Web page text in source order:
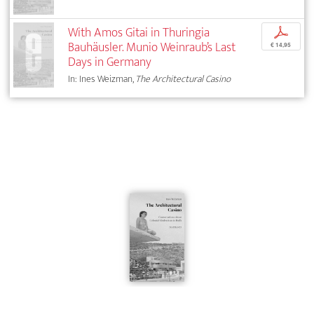
With Amos Gitai in Thuringia
Bauhäusler. Munio Weinraub’s Last
Days in Germany
In: Ines Weizman,The Architectural Casino
p
€ 14,95